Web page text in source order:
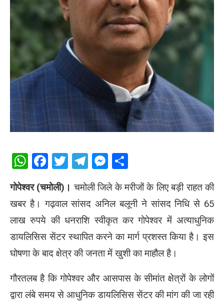
WhatsApp
Facebook
Twitter
Telegram
Messenger
गोपेश्वर (चमोली)। चमोली जिले के मरीजों के लिए बड़ी राहत की
खबर है। गढ़वाल सांसदअनिल बलूनीने सांसद निधि से 65
लाख रुपये की धनराशि स्वीकृत कर गोपेश्वर में अत्याधुनिक
डायलिसिस सेंटर स्थापित करने का मार्ग प्रशस्त किया है। इस
घोषणा के बाद क्षेत्र की जनता में खुशी का माहौल है।
गौरतलब है कि गोपेश्वर और आसपास के सीमांत क्षेत्रों के लोगों
द्वारा लंबे समय से आधुनिक डायलिसिस सेंटर की मांग की जा रही